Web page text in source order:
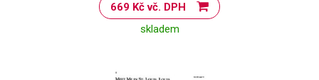
669 Kč vč. DPH
skladem